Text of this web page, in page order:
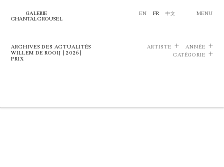
GALERIE
CHANTAL CROUSEL
EN FR 中文 MENU
ARCHIVES DES ACTUALITÉS
WILLEM DE ROOIJ | 2026 |
PRIX
ARTISTE
ANNÉE
CATÉGORIE